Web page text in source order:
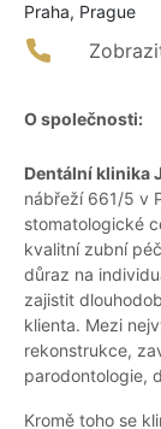
Praha, Prague
O společnosti:
Dentální klinika
nábřeží 661/5 v
stomatologické
kvalitní zubní
důraz na
zajistit
klienta. Mezi
rekonstrukce,
parodontologie,
Kromě toho se